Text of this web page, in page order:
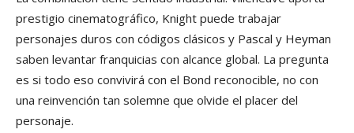
prestigio cinematográfico, Knight puede trabajar
personajes duros con códigos clásicos y Pascal y Heyman
saben levantar franquicias con alcance global. La pregunta
es si todo eso convivirá con el Bond reconocible, no con
una reinvención tan solemne que olvide el placer del
personaje.